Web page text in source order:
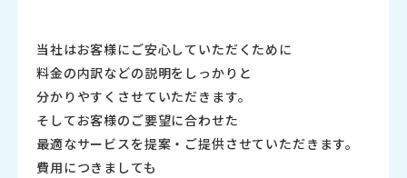
当社はお客様にご安心していただくために
料金の内訳などの説明をしっかりと
分かりやすくさせていただきます。
そしてお客様のご要望に合わせた
最適なサービスを提案・ご提供させていただきます。
費用につきましても